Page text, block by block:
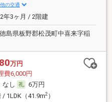
の交通
年3ヶ月 / 2階建
徳島県板野郡松茂町中喜来字稲
万円
費6,000円
なし
6万円
/ 1LDK（41.9m2）